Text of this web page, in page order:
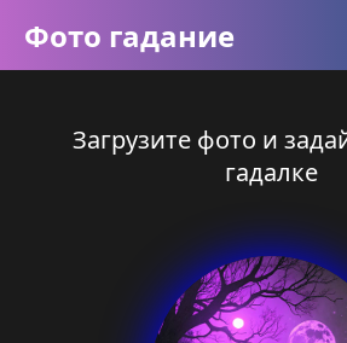
Фото гадание
Загрузите фото и
гадалке